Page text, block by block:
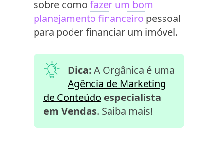
sobre como fazer um bom
planejamento financeiro pessoal
para poder financiar um imóvel.
Dica: A Orgânica é uma
Agência de Marketing
de Conteúdo especialista
em Vendas. Saiba mais!